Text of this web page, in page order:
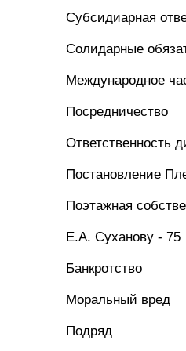
Субсидиарная
Солидарные
Международное
Посредничество
Ответственность
Постановление
Поэтажная
Е.А. Суханову - 75
Банкротство
Моральный вред
Подряд